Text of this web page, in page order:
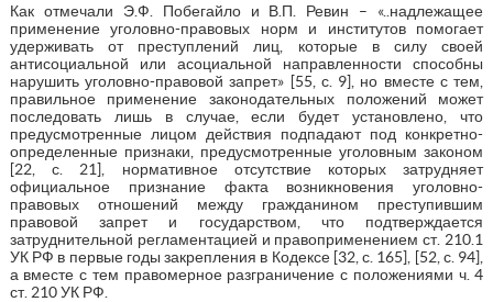
Как отмечали Э.Ф. Побегайло и В.П. Ревин – «..надлежащее
применение уголовно-правовых норм и институтов помогает
удерживать от преступлений лиц, которые в силу своей
антисоциальной или асоциальной направленности способны
нарушить уголовно-правовой запрет» [55, с. 9], но вместе с тем,
правильное применение законодательных положений может
последовать лишь в случае, если будет установлено, что
предусмотренные лицом действия подпадают под конкретно-
определенные признаки, предусмотренные уголовным законом
[22, с. 21], нормативное отсутствие которых затрудняет
официальное признание факта возникновения уголовно-
правовых отношений между гражданином преступившим
правовой запрет и государством, что подтверждается
затруднительной регламентацией и правоприменением ст. 210.1
УК РФ в первые годы закрепления в Кодексе [32, с. 165], [52, с. 94],
а вместе с тем правомерное разграничение с положениями ч. 4
ст. 210 УК РФ.